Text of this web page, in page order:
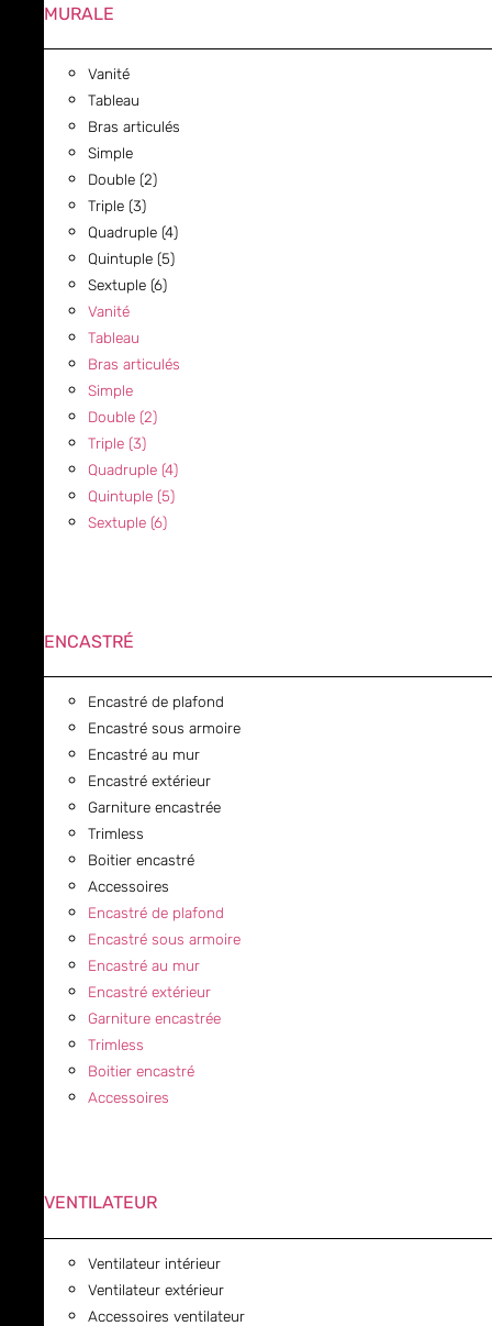
MURALE
Vanité
Tableau
Bras articulés
Simple
Double (2)
Triple (3)
Quadruple (4)
Quintuple (5)
Sextuple (6)
Vanité
Tableau
Bras articulés
Simple
Double (2)
Triple (3)
Quadruple (4)
Quintuple (5)
Sextuple (6)
ENCASTRÉ
Encastré de plafond
Encastré sous armoire
Encastré au mur
Encastré extérieur
Garniture encastrée
Trimless
Boitier encastré
Accessoires
Encastré de plafond
Encastré sous armoire
Encastré au mur
Encastré extérieur
Garniture encastrée
Trimless
Boitier encastré
Accessoires
VENTILATEUR
Ventilateur intérieur
Ventilateur extérieur
Accessoires ventilateur